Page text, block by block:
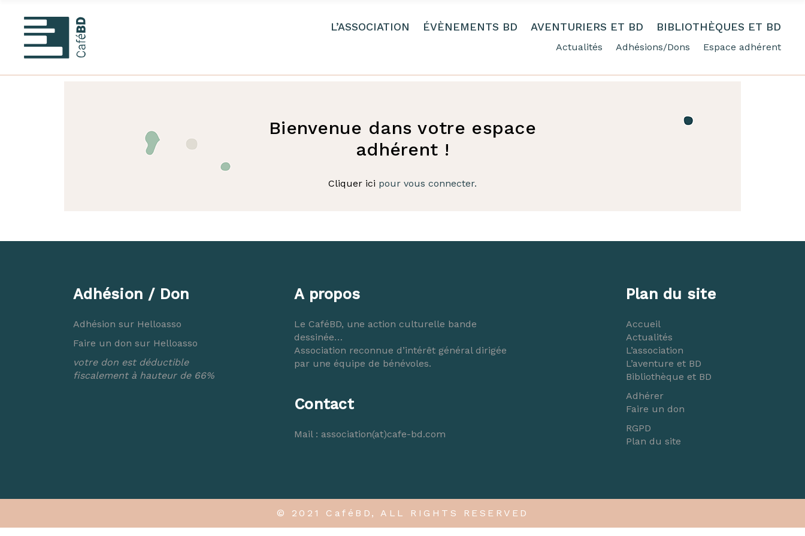
L’ASSOCIATION ÉVÈNEMENTS BD AVENTURIERS ET BD BIBLIOTHÈQUES ET BD
Actualités Adhésions/Dons Espace adhérent
Bienvenue dans votre espace
adhérent !
Cliquer ici pour vous connecter.
Adhésion / Don
Adhésion sur Helloasso
Faire un don sur Helloasso
votre don est déductible
fiscalement à hauteur de 66%
A propos
Le CaféBD, une action culturelle bande
dessinée…
Association reconnue d’intérêt général dirigée
par une équipe de bénévoles.
Contact
Mail : association(at)cafe-bd.com
Plan du site
Accueil
Actualités
L’association
L’aventure et BD
Bibliothèque et BD
Adhérer
Faire un don
RGPD
Plan du site
© 2021 CaféBD, ALL RIGHTS RESERVED